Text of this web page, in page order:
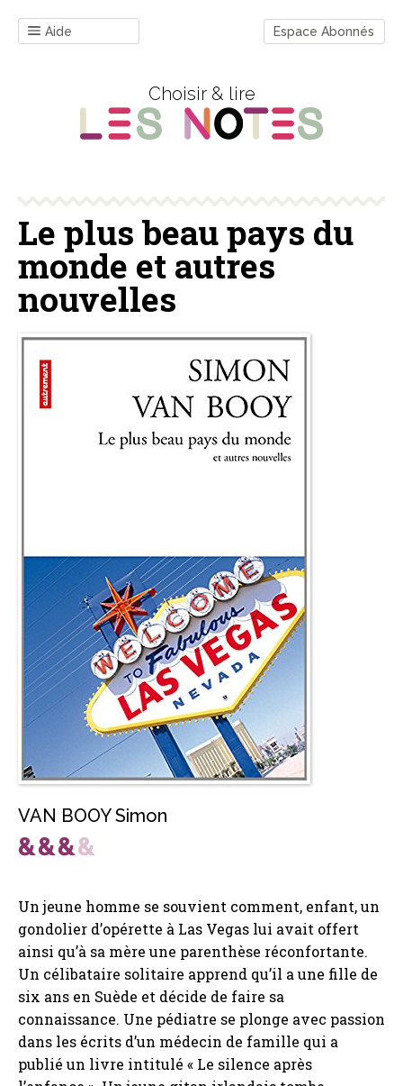
Aide Espace Abonnés
Choisir & lire
Le plus beau pays du
monde et autres
nouvelles
VAN BOOY Simon
Un jeune homme se souvient comment, enfant, un
gondolier d’opérette à Las Vegas lui avait offert
ainsi qu’à sa mère une parenthèse réconfortante.
Un célibataire solitaire apprend qu’il a une fille de
six ans en Suède et décide de faire sa
connaissance. Une pédiatre se plonge avec passion
dans les écrits d’un médecin de famille qui a
publié un livre intitulé « Le silence après